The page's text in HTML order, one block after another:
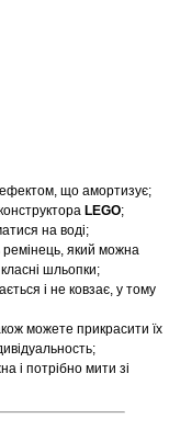
що амортизує;
LEGO;
на воді;
який можна
шльопки;
і не ковзає, у тому
можете прикрасити їх
і потрібно мити зі